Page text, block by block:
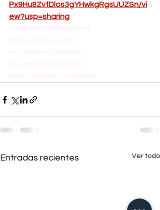
Px9Hu8ZvfDlos3gYHwkgRgsUUZSn/vi
ew?usp=sharing
Entradas recientes Ver todo